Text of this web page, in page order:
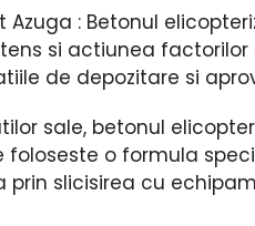
Azuga : Betonul
si actiunea
de depozitare si
sale, betonul
foloseste o formula
prin slicisirea cu